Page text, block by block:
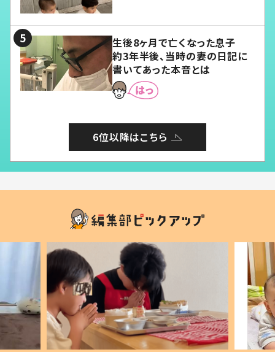
生後8ヶ月で亡くなった息子
約3年半後、当時の妻の日記に
書いてあった本音とは
6位以降はこちら